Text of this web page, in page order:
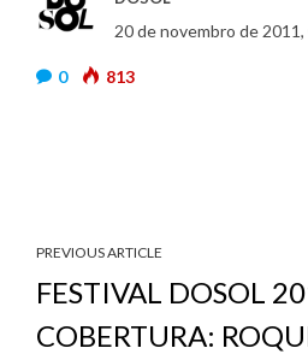
20 de novembro de 2011,
0 813
PREVIOUS ARTICLE
FESTIVAL DOSOL
COBERTURA: